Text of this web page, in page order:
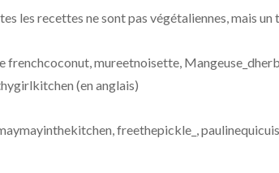
les recettes ne sont pas végétaliennes, mais
frenchcoconut,mureetnoisette,
(en anglais)
freethepickle_,